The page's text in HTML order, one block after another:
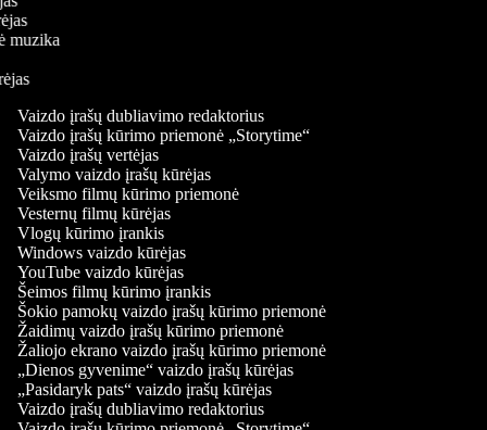
muzika
Vaizdo įrašų dubliavimo redaktorius
Vaizdo įrašų kūrimo priemonė „Storytime“
Vaizdo įrašų vertėjas
Valymo vaizdo įrašų kūrėjas
Veiksmo filmų kūrimo priemonė
Vesternų filmų kūrėjas
Vlogų kūrimo įrankis
Windows vaizdo kūrėjas
YouTube vaizdo kūrėjas
Šeimos filmų kūrimo įrankis
Šokio pamokų vaizdo įrašų kūrimo priemonė
Žaidimų vaizdo įrašų kūrimo priemonė
Žaliojo ekrano vaizdo įrašų kūrimo priemonė
„Dienos gyvenime“ vaizdo įrašų kūrėjas
„Pasidaryk pats“ vaizdo įrašų kūrėjas
Vaizdo įrašų dubliavimo redaktorius